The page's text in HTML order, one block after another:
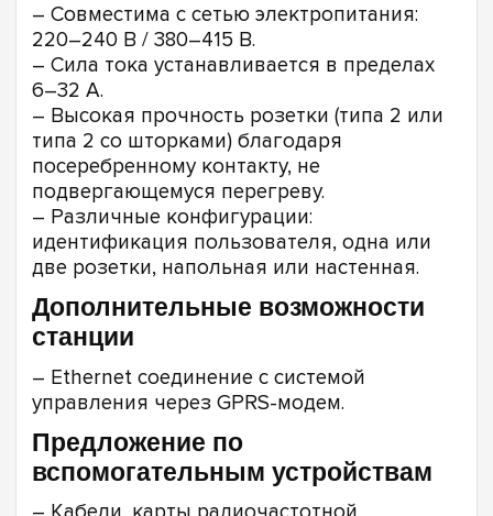
– Совместима с сетью электропитания:
220–240 В / 380–415 В.
– Сила тока устанавливается в пределах
6–32 А.
– Высокая прочность розетки (типа 2 или
типа 2 со шторками) благодаря
посеребренному контакту, не
подвергающемуся перегреву.
– Различные конфигурации:
идентификация пользователя, одна или
две розетки, напольная или настенная.
Дополнительные возможности
станции
– Ethernet соединение с системой
управления через GPRS-модем.
Предложение по
вспомогательным устройствам